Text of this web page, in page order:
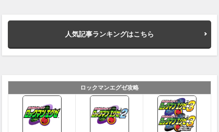
人気記事ランキングはこちら
ロックマンエグゼ攻略